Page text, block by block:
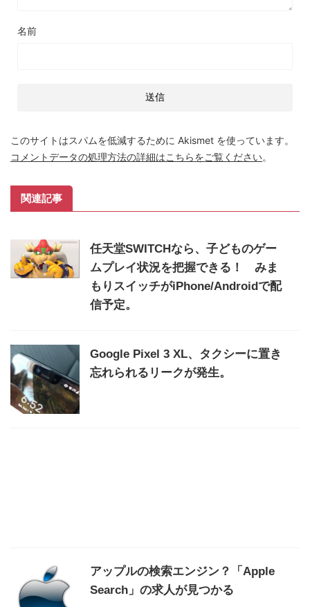
名前
このサイトはスパムを低減するために Akismet を使っています。
コメントデータの処理方法の詳細はこちらをご覧ください。
関連記事
任天堂SWITCHなら、子どものゲー
ムプレイ状況を把握できる！ みま
もりスイッチがiPhone/Androidで配
信予定。
Google Pixel 3 XL、タクシーに置き
忘れられるリークが発生。
アップルの検索エンジン？「Apple
Search」の求人が見つかる